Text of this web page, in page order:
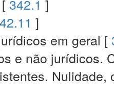
342.1 ]
]
em geral [
e não jurídicos.